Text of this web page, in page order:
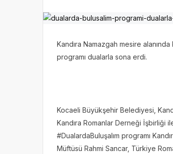
Kandıra Namazgah mesire
programı dualarla sona erdi.
Kocaeli Büyükşehir Belediyesi,
Kandıra Romanlar Derneği İşbirliği
#DualardaBuluşalım programı
Müftüsü Rahmi Sancar, Türkiye